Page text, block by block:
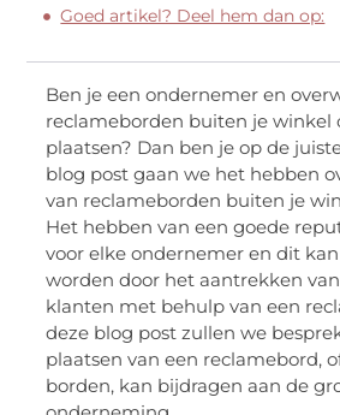
Goed artikel? Deel hem dan op:
Ben je een ondernemer en
reclameborden buiten je winkel
plaatsen? Dan ben je op de
blog post gaan we het hebben
van reclameborden buiten je
Het hebben van een goede
voor elke ondernemer en dit
worden door het aantrekken
klanten met behulp van een
deze blog post zullen we
plaatsen van een reclamebord,
borden, kan bijdragen aan de